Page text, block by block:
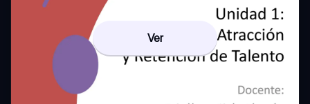
Ver